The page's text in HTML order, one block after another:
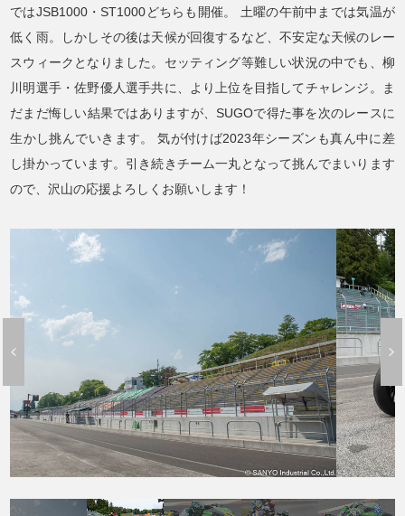
ではJSB1000・ST1000どちらも開催。
土曜の午前中までは気温が
低く雨。しかしその後は天候が回復するなど、不安定な天候のレー
スウィークとなりました。セッティング等難しい状況の中でも、柳
川明選手・佐野優人選手共に、より上位を目指してチャレンジ。ま
だまだ悔しい結果ではありますが、SUGOで得た事を次のレースに
生かし挑んでいきます。
気が付けば2023年シーズンも真ん中に差
し掛かっています。引き続きチーム一丸となって挑んでまいります
ので、沢山の応援よろしくお願いします！